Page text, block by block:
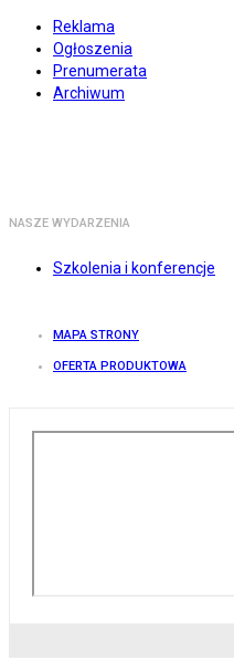
Reklama
Ogłoszenia
Prenumerata
Archiwum
NASZE WYDARZENIA
Szkolenia i konferencje
MAPA STRONY
OFERTA PRODUKTOWA